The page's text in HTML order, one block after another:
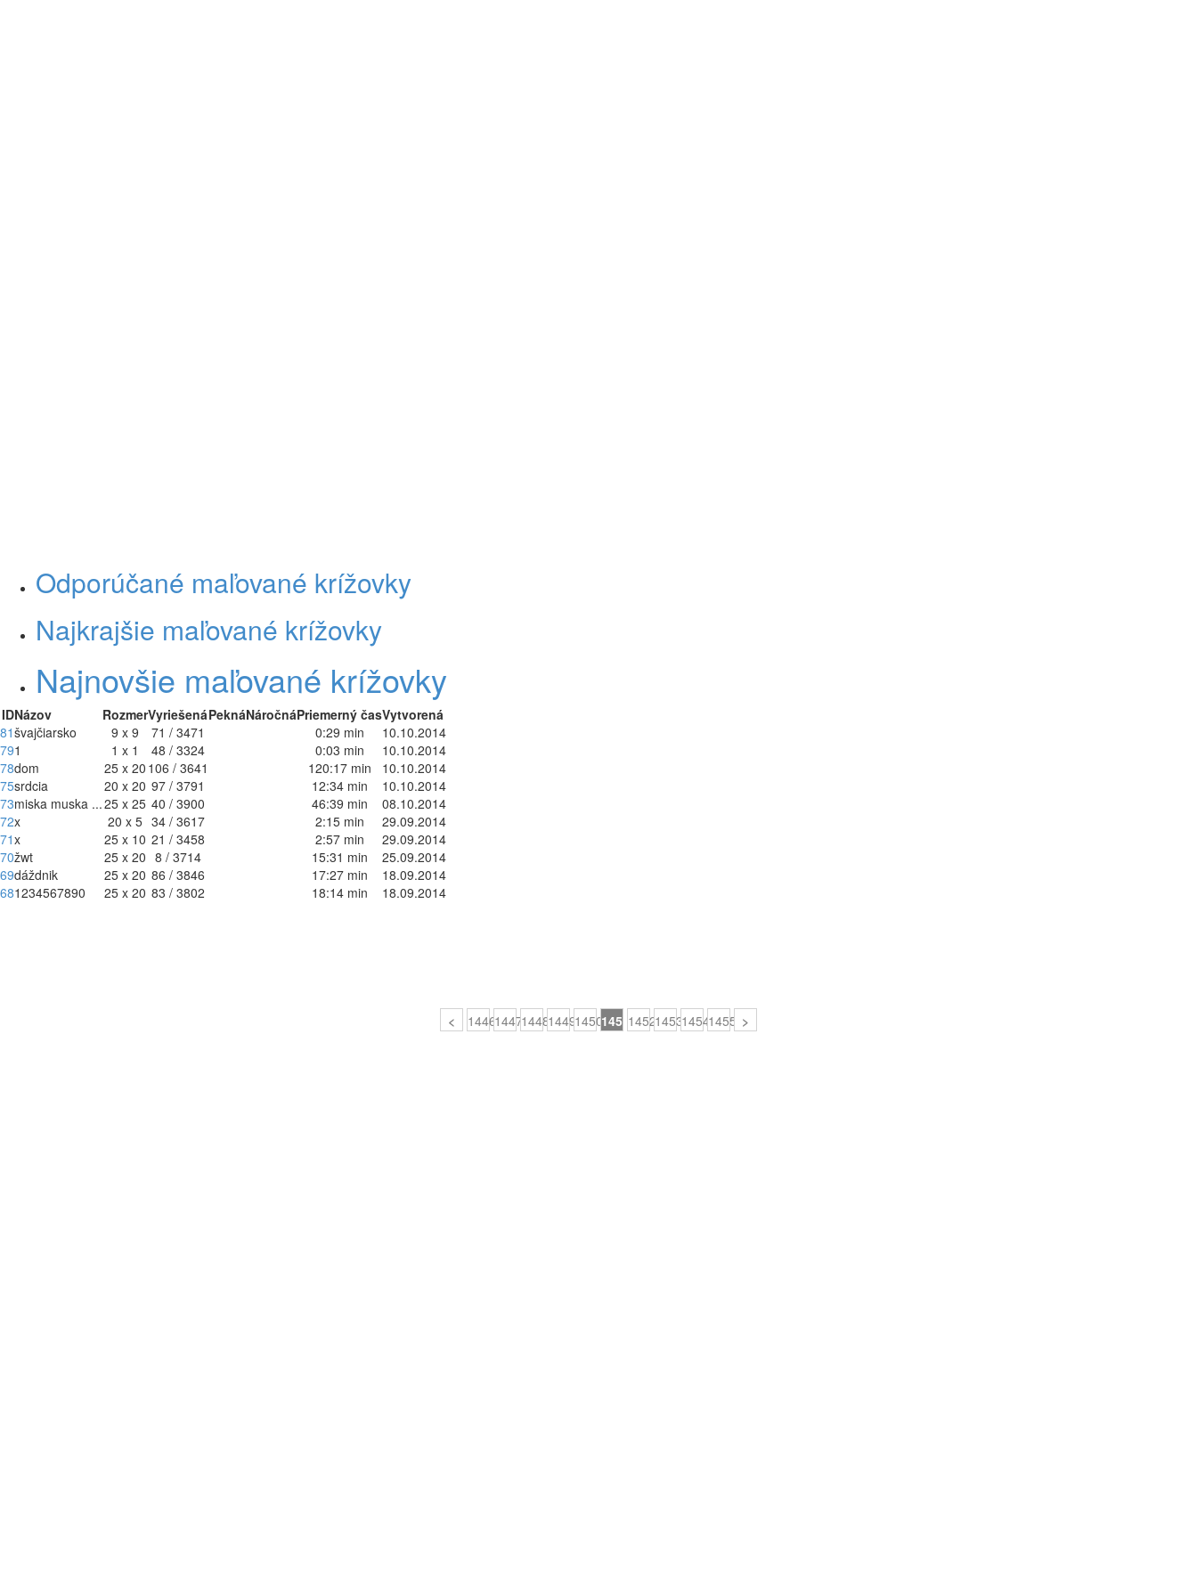
Odporúčané maľované krížovky
Najkrajšie maľované krížovky
Najnovšie maľované krížovky
IDNázov RozmerVyriešenáPeknáNáročnáPriemerný časVytvorená
81švajčiarsko 9 x 9 71 / 3471 0:29 min
10.10.2014
791 1 x 1 48 / 3324 0:03 min
10.10.2014
78dom 25 x 20 106 / 3641 120:17 min
10.10.2014
75srdcia 20 x 20 97 / 3791 12:34 min
10.10.2014
73miska muska ...25 x 25 40 / 3900 46:39 min
08.10.2014
72x 20 x 5 34 / 3617 2:15 min
29.09.2014
71x 25 x 10 21 / 3458 2:57 min
29.09.2014
70žwt 25 x 20 8 / 3714 15:31 min
25.09.2014
69dáždnik 25 x 20 86 / 3846 17:27 min
18.09.2014
681234567890 25 x 20 83 / 3802 18:14 min 18.09.2014
< 1446144714481449145014511452145314541455 >